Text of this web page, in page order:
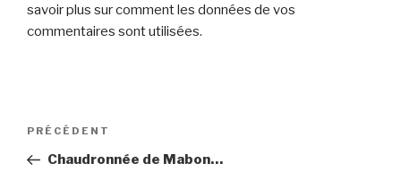
savoir plus sur comment les données de vos
commentaires sont utilisées.
Navigation
Article
précédent
PRÉCÉDENT
Chaudronnée de Mabon…